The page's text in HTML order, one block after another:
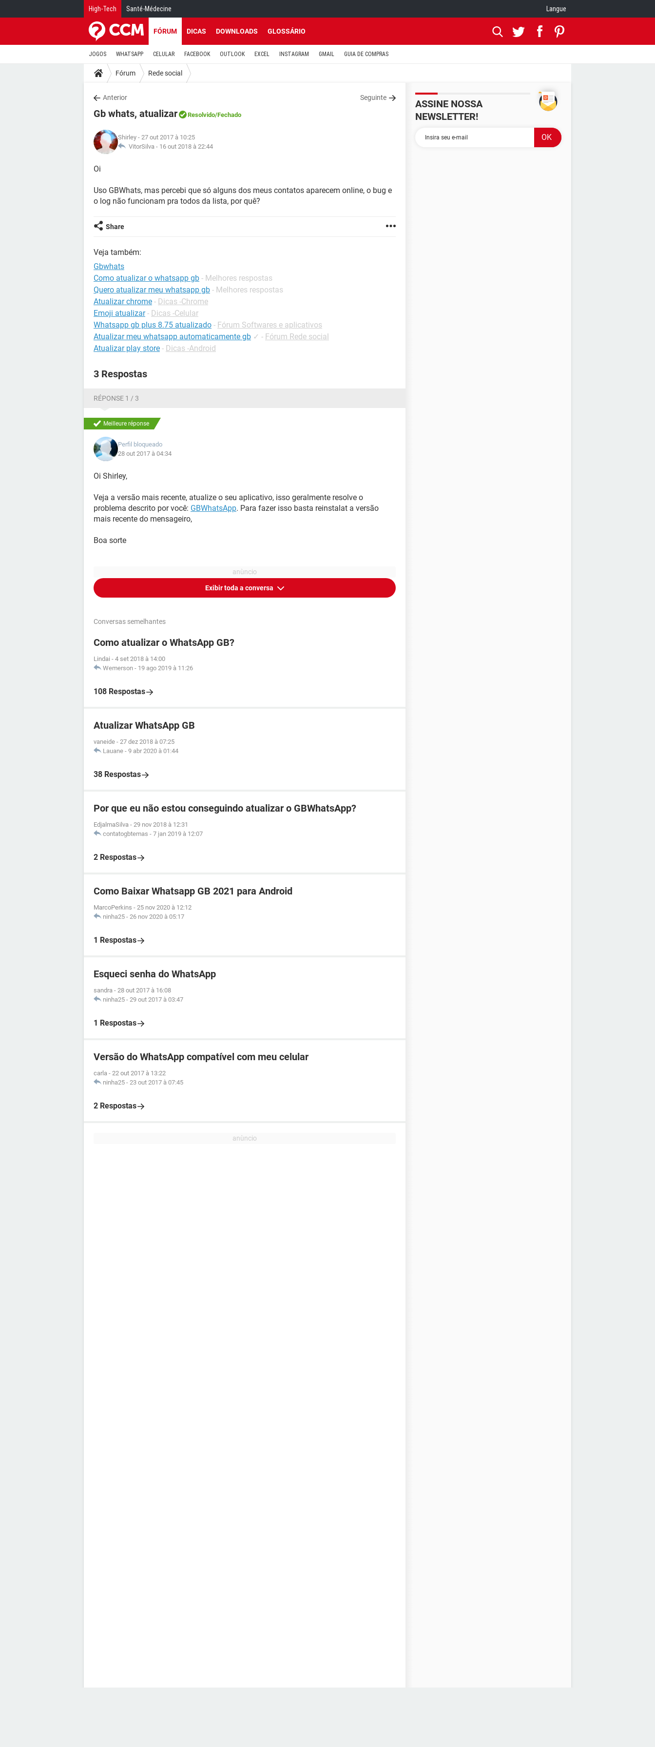
High-Tech Santé-Médecine Langue
FÓRUM DICAS DOWNLOADS GLOSSÁRIO
JOGOS WHATSAPP CELULAR FACEBOOK OUTLOOK EXCEL INSTAGRAM GMAIL GUIA DE COMPRAS
Fórum Rede social
Anterior Seguinte
Gb whats, atualizar Resolvido/Fechado
Shirley - 27 out 2017 à 10:25
VitorSilva - 16 out 2018 à 22:44
Oi
Uso GBWhats, mas percebi que só alguns dos meus contatos aparecem online, o bug e
o log não funcionam pra todos da lista, por quê?
Share
Veja também:
Gbwhats
Como atualizar o whatsapp gb - Melhores respostas
Quero atualizar meu whatsapp gb - Melhores respostas
Atualizar chrome - Dicas -Chrome
Emoji atualizar - Dicas -Celular
Whatsapp gb plus 8.75 atualizado - Fórum Softwares e aplicativos
Atualizar meu whatsapp automaticamente gb ✓ - Fórum Rede social
Atualizar play store - Dicas -Android
3 Respostas
RÉPONSE 1 / 3
Meilleure réponse
Perfil bloqueado
28 out 2017 à 04:34
Oi Shirley,
Veja a versão mais recente, atualize o seu aplicativo, isso geralmente resolve o
problema descrito por você: GBWhatsApp. Para fazer isso basta reinstalat a versão
mais recente do mensageiro,
Boa sorte
Exibir toda a conversa
Conversas semelhantes
Como atualizar o WhatsApp GB?
Lindai - 4 set 2018 à 14:00
Wemerson - 19 ago 2019 à 11:26
108 Respostas
Atualizar WhatsApp GB
vaneide - 27 dez 2018 à 07:25
Lauane - 9 abr 2020 à 01:44
38 Respostas
Por que eu não estou conseguindo atualizar o GBWhatsApp?
EdjalmaSilva - 29 nov 2018 à 12:31
contatogbtemas - 7 jan 2019 à 12:07
2 Respostas
Como Baixar Whatsapp GB 2021 para Android
MarcoPerkins - 25 nov 2020 à 12:12
ninha25 - 26 nov 2020 à 05:17
1 Respostas
Esqueci senha do WhatsApp
sandra - 28 out 2017 à 16:08
ninha25 - 29 out 2017 à 03:47
1 Respostas
Versão do WhatsApp compatível com meu celular
carla - 22 out 2017 à 13:22
ninha25 - 23 out 2017 à 07:45
2 Respostas
ASSINE NOSSA
NEWSLETTER!